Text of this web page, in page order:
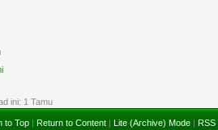
ini: 1 Tamu
to Top | Return to Content | Lite (Archive) Mode | RSS